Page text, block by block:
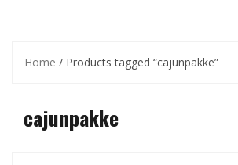
Home / Products tagged “cajunpakke”
cajunpakke